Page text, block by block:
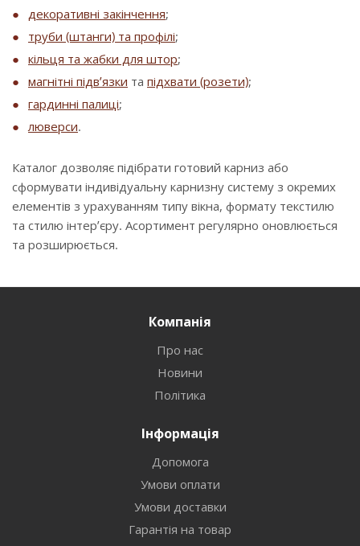
декоративні закінчення;
труби (штанги) та профілі;
кільця та жабки для штор;
магнітні підв’язки та підхвати (розети);
гардинні палиці;
люверси.
Каталог дозволяє підібрати готовий карниз або
сформувати індивідуальну карнизну систему з окремих
елементів з урахуванням типу вікна, формату текстилю
та стилю інтер’єру. Асортимент регулярно оновлюється
та розширюється.
Компанія
Про нас
Новини
Політика
Інформація
Допомога
Умови оплати
Умови доставки
Гарантія на товар